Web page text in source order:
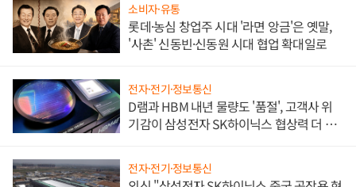
소비자·유통
롯데·농심 창업주 시대 '라면 앙금'은 옛말,
'사촌' 신동빈·신동원 시대 협업 확대일로
전자·전기·정보통신
D램과 HBM 내년 물량도 '품절', 고객사 위
기감이 삼성전자 SK하이닉스 협상력 더 키
전자·전기·정보통신